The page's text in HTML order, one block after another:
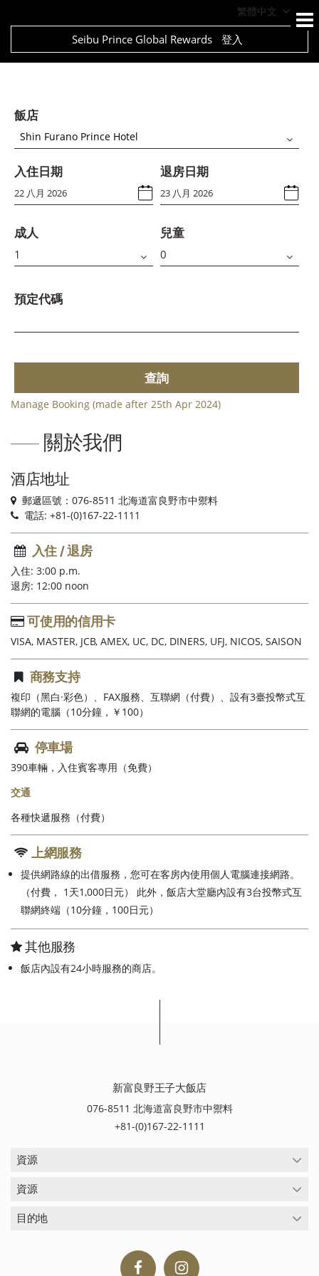
繁體中文
Seibu Prince Global Rewards 登入
飯店
Shin Furano Prince Hotel
入住日期 退房日期
成人 兒童
預定代碼
查詢
Manage Booking (made after 25th Apr 2024)
關於我們
酒店地址
郵遞區號：076-8511 北海道富良野市中禦料
電話: +81-(0)167-22-1111
入住 / 退房
入住: 3:00 p.m.
退房: 12:00 noon
可使用的信用卡
VISA, MASTER, JCB, AMEX, UC, DC, DINERS, UFJ, NICOS, SAISON
商務支持
複印（黑白·彩色）、FAX服務、互聯網（付費）、設有3臺投幣式互
聯網的電腦（10分鐘，￥100）
停車場
390車輛，入住賓客專用（免費）
交通
各種快遞服務（付費）
上網服務
提供網路線的出借服務，您可在客房內使用個人電腦連接網路。
（付費， 1天1,000日元） 此外，飯店大堂廳內設有3台投幣式互
聯網終端（10分鐘，100日元）
其他服務
飯店內設有24小時服務的商店。
新富良野王子大飯店
076-8511 北海道富良野市中禦料
+81-(0)167-22-1111
資源
資源
目的地